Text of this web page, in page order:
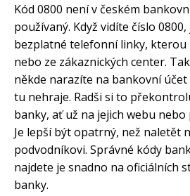
Kód 0800 není v českém
používaný. Když vidíte číslo
bezplatné telefonní linky, kterou
nebo ze zákaznických center.
někde narazíte na bankovní účet
tu nehraje. Radši si to
banky, ať už na jejich webu
Je lepší být opatrný, než naletět
podvodníkovi. Správné kódy
najdete je snadno na oficiálních
banky.